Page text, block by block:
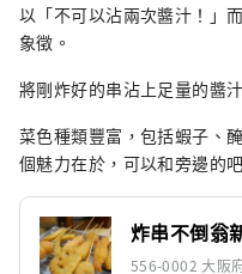
以「不可以沾兩次醬汁！」
象徵。
將剛炸好的串沾上足量的醬
菜色種類豐富，包括蝦子、
個魅力在於，可以和旁邊的
炸串不倒翁
556-0002 大阪